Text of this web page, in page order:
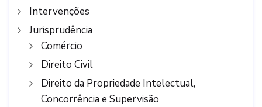
Intervenções
Jurisprudência
Comércio
Direito Civil
Direito da Propriedade Intelectual,
Concorrência e Supervisão